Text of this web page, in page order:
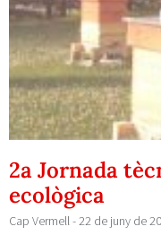
2a Jornada
ecològica
Cap Vermell 22 de juny de